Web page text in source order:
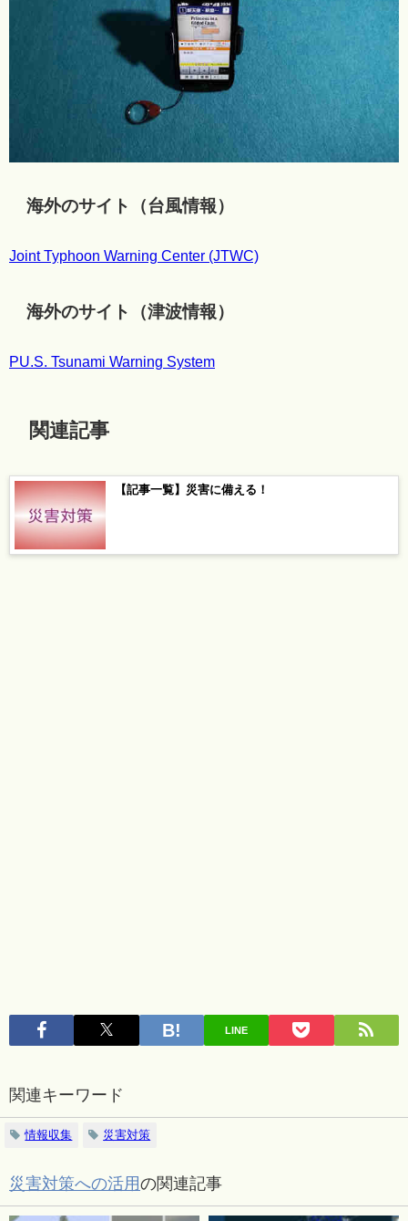
海外のサイト（台風情報）
Joint Typhoon Warning Center (JTWC)
海外のサイト（津波情報）
PU.S. Tsunami Warning System
関連記事
【記事一覧】災害に備える！
LINE
関連キーワード
情報収集 災害対策
災害対策への活用の関連記事